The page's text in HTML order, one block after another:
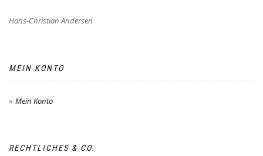
Hans-Christian Andersen
MEIN KONTO
Mein Konto
RECHTLICHES & CO.